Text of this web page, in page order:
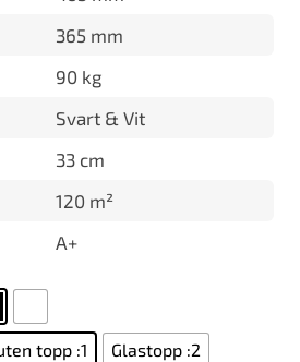
365 mm
90 kg
Svart & Vit
33 cm
120 m²
A+
topp :1
Glastopp :2